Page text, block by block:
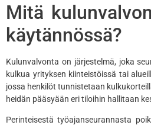
Mitä
käytännössä?
Kulunvalvonta on järjestelmä, joka
kulkua yrityksen kiinteistöissä tai
jossa henkilöt tunnistetaan
heidän pääsyään eri tiloihin hallitaan
Perinteisestä työajanseurannasta